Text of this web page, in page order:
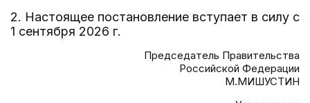
2. Настоящее постановление вступает в силу с
1 сентября 2026 г.
Председатель Правительства
Российской Федерации
М.МИШУСТИН